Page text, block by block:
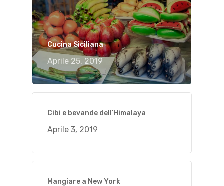
Cucina Siciliana
Aprile 25, 2019
Cibi e bevande dell’Himalaya
Aprile 3, 2019
Mangiare a New York